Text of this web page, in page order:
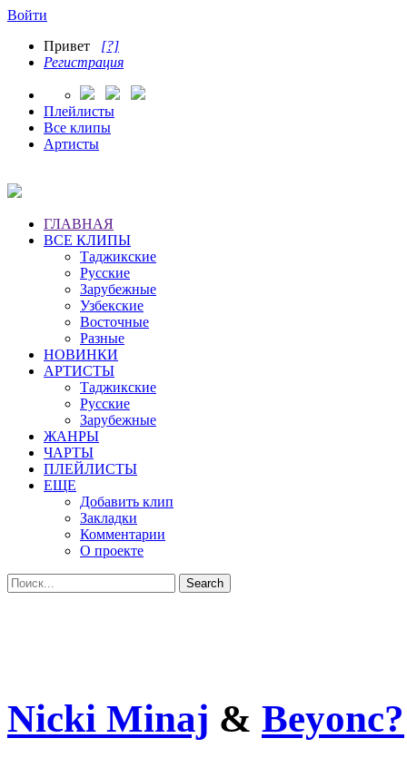
Войти
Привет [?]
Регистрация
Плейлисты
Все клипы
Артисты
ГЛАВНАЯ
ВСЕ КЛИПЫ
Таджикские
Русские
Зарубежные
Узбекские
Восточные
Разные
НОВИНКИ
АРТИСТЫ
Таджикские
Русские
Зарубежные
ЖАНРЫ
ЧАРТЫ
ПЛЕЙЛИСТЫ
ЕЩЕ
Добавить клип
Закладки
Комментарии
О проекте
Nicki Minaj & Beyonc?